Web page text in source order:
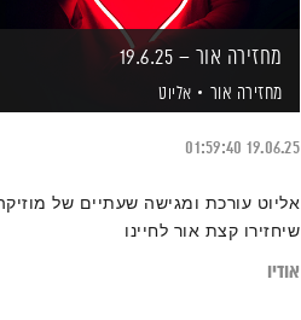
מחזירה אור – 19.6.25
מחזירה אור אליוט
19.06.25
01:59:40
אליוט עורכת ומגישה שעתיים של
שיחזירו קצת אור לחיינו
אודיו